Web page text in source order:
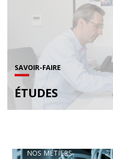
SAVOIR-FAIRE
ÉTUDES
NOS MÉTIERS